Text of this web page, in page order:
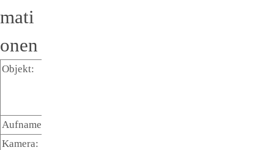
mati
onen
Objekt:
Aufnamezeit:
Kamera: